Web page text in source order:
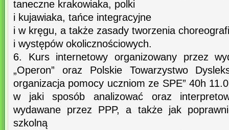
taneczne krakowiaka, polki
i kujawiaka, tańce integracyjne
i w kręgu, a także zasady tworzenia
i występów okolicznościowych.
6. Kurs internetowy organizowany przez
„Operon” oraz Polskie Towarzystwo
organizacja pomocy uczniom ze SPE” 40h
w jaki sposób analizować oraz
wydawane przez PPP, a także jak
szkolną